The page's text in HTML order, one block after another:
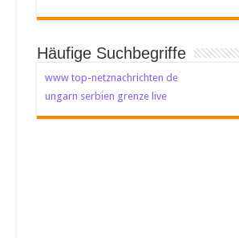
Häufige Suchbegriffe
www top-netznachrichten de
ungarn serbien grenze live